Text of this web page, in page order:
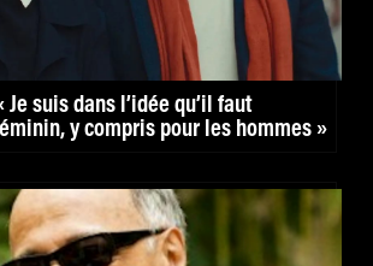
Je suis dans l’idée qu’il faut
y compris pour les hommes »